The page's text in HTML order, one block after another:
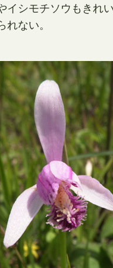
イシモチソウもきれ
ない。